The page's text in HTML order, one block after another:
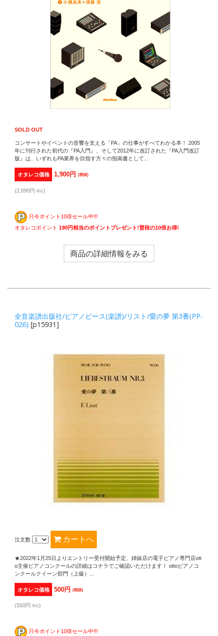
SOLD OUT
コンサートやイベントの音響を支える「PA」の仕事がすべてわかる本！ 2005
年に刊行された初代の『PA入門』、そして2012年に改訂された『PA入門改訂
版』は、いずれもPA業界を目指す方々の指南書として...
オタレコ価格 1,900円(税抜)
(2,090円 税込)
只今ポイント10倍セール中!!!
オタレコポイント 190円相当のポイントプレゼント!普段の10倍お得!
商品の詳細情報をみる
全音楽譜出版社/ピアノピース(楽譜)/リスト/愛の夢 第3番(PP-
026) [p15931]
注文数
★2022年1月25日よりエントリー受付開始予定、姉妹店の電子ピアノ専門店ott
o主催ピアノコンクールの詳細はコチラでご確認いただけます！ ottoピアノコ
ンクールクイーン部門（上級）...
オタレコ価格 500円(税抜)
(550円 税込)
只今ポイント10倍セール中!!!